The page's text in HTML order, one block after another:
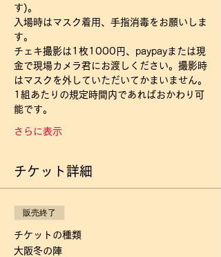
す)。
入場時はマスク着用、手指消毒をお願いしま
す。
チェキ撮影は1枚1000円、paypayまたは現
金で現場カメラ君にお渡しください。撮影時
はマスクを外していただいてかまいません。
1組あたりの規定時間内であればおかわり可
能です。
さらに表示
チケット詳細
販売終了
チケットの種類
大阪冬の陣